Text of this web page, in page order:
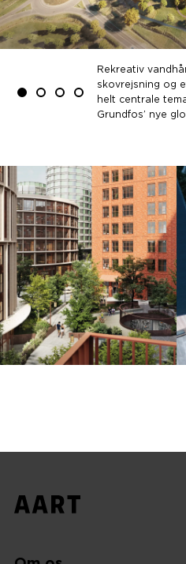
0 1 2 3
Rekreativ
skovrejsning og
helt centrale
Grundfos’ nye